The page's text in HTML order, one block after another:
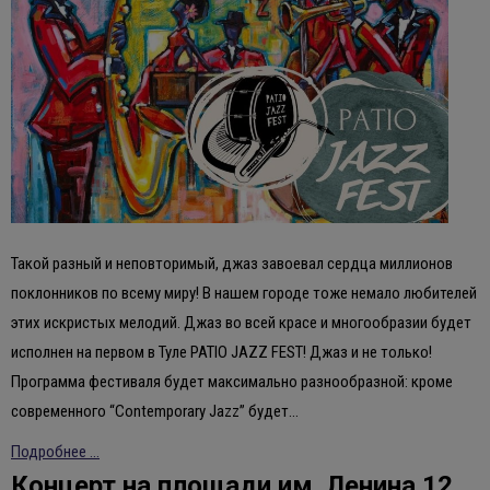
Такой разный и неповторимый, джаз завоевал сердца миллионов
поклонников по всему миру! В нашем городе тоже немало любителей
этих искристых мелодий. Джаз во всей красе и многообразии будет
исполнен на первом в Туле PATIO JAZZ FEST! Джаз и не только!
Программа фестиваля будет максимально разнообразной: кроме
современного “Contemporary Jazz” будет…
Подробнее ...